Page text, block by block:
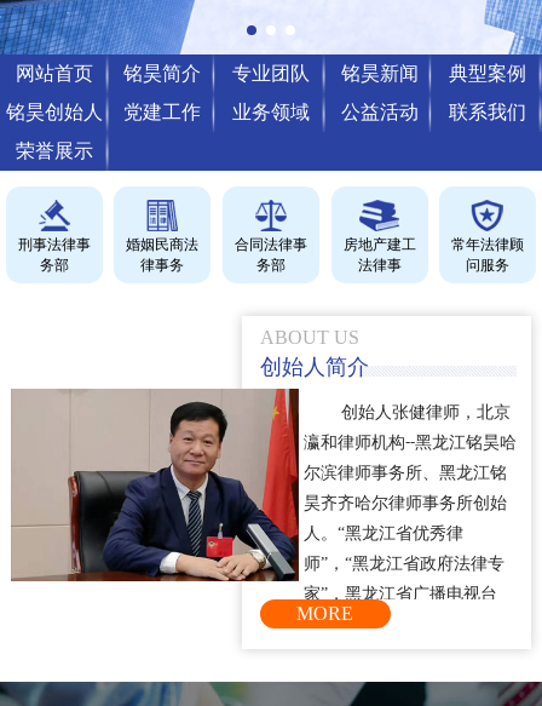
网站首页 铭昊简介 专业团队 铭昊新闻
典型案例
铭昊创始人
党建工作 业务领域 公益活动
联系我们
荣誉展示
刑事法律事
务部
婚姻民商法
律事务
合同法律事
务部
房地产建工
法律事
常年法律顾
问服务
ABOUT US
创始人简介
创始人张健律师 ， 北京
瀛和律师机构--黑龙江铭昊哈
尔滨律师事务所、黑龙江铭
昊齐齐哈尔律师事务所创始
人。 “黑龙江省优秀律
师”， “黑龙江省政府法律专
家”，黑龙江省广播电视台
《党风政风》
顾问”、哈尔滨市、齐齐哈尔
MORE